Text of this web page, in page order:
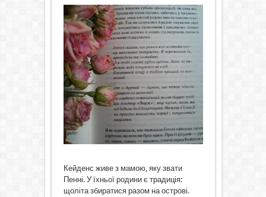
Кейденс живе з мамою, яку звати
Пенні. У їхньої родини є традиція:
щоліта збиратися разом на острові.